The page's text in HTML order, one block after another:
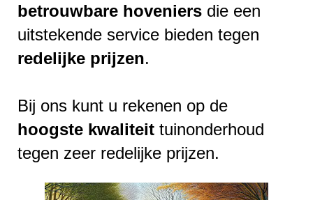
betrouwbare hoveniers die een
uitstekende service bieden tegen
redelijke prijzen.
Bij ons kunt u rekenen op de
hoogste kwaliteit tuinonderhoud
tegen zeer redelijke prijzen.